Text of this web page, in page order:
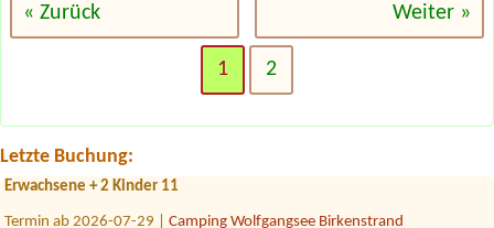
« Zurück Weiter »
1 2
Letzte Buchung:
Termin ab 2026-08-28 |Storchencamp Rust
Camping Weinland
Termin ab 2026-07-31 |
1 Stellplatz für Auto mit Kofferaumzelt, wenn möglich mit Strom 2
Erwachsene + 2 Kinder 11
Termin ab 2026-07-29 | Camping Wolfgangsee Birkenstrand